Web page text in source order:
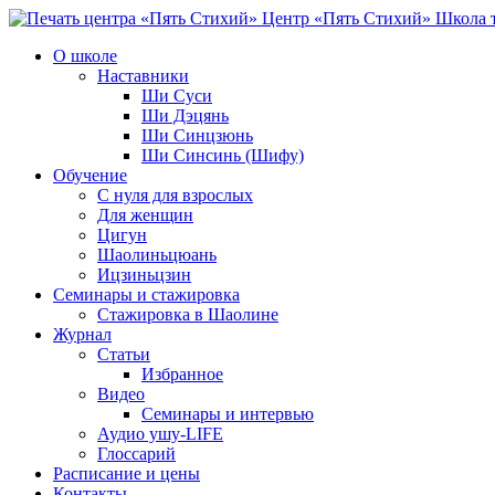
Центр «Пять Стихий» Школа
О школе
Наставники
Ши Суси
Ши Дэцянь
Ши Синцзюнь
Ши Синсинь (Шифу)
Обучение
С нуля для взрослых
Для женщин
Цигун
Шаолиньцюань
Ицзиньцзин
Семинары и стажировка
Стажировка в Шаолине
Журнал
Статьи
Избранное
Видео
Семинары и интервью
Аудио ушу-LIFE
Глоссарий
Расписание и цены